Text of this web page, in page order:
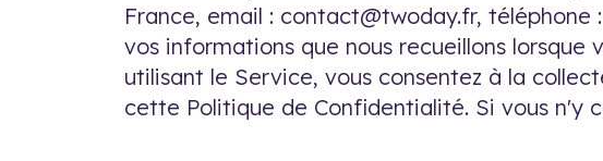
France, email : contact@twoday.fr,
vos informations que nous recueillons
utilisant le Service, vous consentez à la
cette Politique de Confidentialité. Si vous n'y